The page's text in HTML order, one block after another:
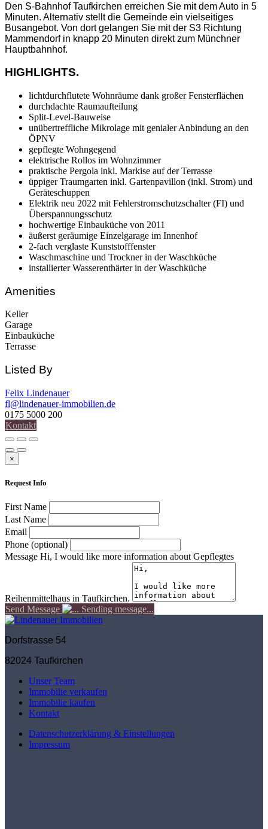
Den S-Bahnhof Taufkirchen erreichen Sie mit dem Auto in 5
Minuten. Alternativ stellt die Gemeinde ein vielseitiges
Busangebot. Von dort gelangen Sie mit der S3 Richtung
Mammendorf in knapp 20 Minuten direkt zum Münchner
Hauptbahnhof.
HIGHLIGHTS.
lichtdurchflutete Wohnräume dank großer Fensterflächen
durchdachte Raumaufteilung
Split-Level-Bauweise
unübertreffliche Mikrolage mit genialer Anbindung an den
ÖPNV
gepflegte Wohngegend
elektrische Rollos im Wohnzimmer
praktische Pergola inkl. Markise auf der Terrasse
üppiger Traumgarten inkl. Gartenpavillon (inkl. Strom) und
Geräteschuppen
Elektrik neu 2022 mit Fehlerstromschutzschalter (FI) und
Überspannungsschutz
hochwertige Einbauküche von 2011
äußerst geräumige Einzelgarage im Innenhof
2-fach verglaste Kunststofffenster
Waschmaschine und Trockner in der Waschküche
installierter Wasserenthärter in der Waschküche
Amenities
Keller
Garage
Einbauküche
Terrasse
Listed By
Felix Lindenauer
fl@lindenauer-immobilien.de
0175 5000 200
Kontakt
×
Request Info
First Name
Last Name
Email
Phone (optional)
Message Hi, I would like more information about Gepflegtes
Reihenmittelhaus in Taufkirchen.
Send Message
Sending message...
Dorfstrasse 54
82024 Taufkirchen
Unser Team
Immobilie verkaufen
Immobilie kaufen
Kontakt
Datenschutzerklärung & Einstellungen
Impressum